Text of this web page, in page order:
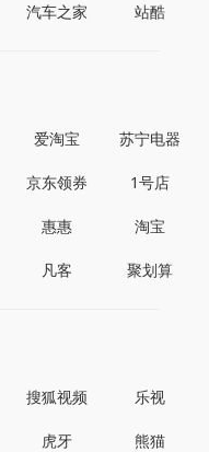
汽车之家 站酷
爱淘宝 苏宁电器
京东领券 1号店
惠惠 淘宝
凡客 聚划算
搜狐视频 乐视
虎牙 熊猫